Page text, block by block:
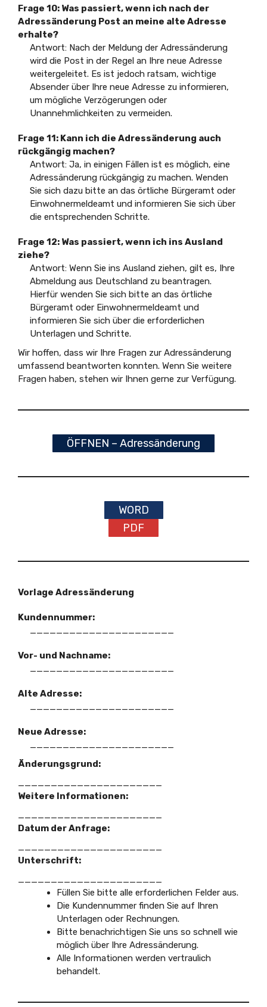
Frage 10: Was passiert, wenn ich nach der
Adressänderung Post an meine alte Adresse
erhalte?
Antwort: Nach der Meldung der Adressänderung
wird die Post in der Regel an Ihre neue Adresse
weitergeleitet. Es ist jedoch ratsam, wichtige
Absender über Ihre neue Adresse zu informieren,
um mögliche Verzögerungen oder
Unannehmlichkeiten zu vermeiden.
Frage 11: Kann ich die Adressänderung auch
rückgängig machen?
Antwort: Ja, in einigen Fällen ist es möglich, eine
Adressänderung rückgängig zu machen. Wenden
Sie sich dazu bitte an das örtliche Bürgeramt oder
Einwohnermeldeamt und informieren Sie sich über
die entsprechenden Schritte.
Frage 12: Was passiert, wenn ich ins Ausland
ziehe?
Antwort: Wenn Sie ins Ausland ziehen, gilt es, Ihre
Abmeldung aus Deutschland zu beantragen.
Hierfür wenden Sie sich bitte an das örtliche
Bürgeramt oder Einwohnermeldeamt und
informieren Sie sich über die erforderlichen
Unterlagen und Schritte.
Wir hoffen, dass wir Ihre Fragen zur Adressänderung
umfassend beantworten konnten. Wenn Sie weitere
Fragen haben, stehen wir Ihnen gerne zur Verfügung.
ÖFFNEN – Adressänderung
WORD
PDF
Vorlage Adressänderung
Kundennummer:
______________________
Vor- und Nachname:
______________________
Alte Adresse:
______________________
Neue Adresse:
______________________
Änderungsgrund:
______________________
Weitere Informationen:
______________________
Datum der Anfrage:
______________________
Unterschrift:
______________________
Füllen Sie bitte alle erforderlichen Felder aus.
Die Kundennummer finden Sie auf Ihren
Unterlagen oder Rechnungen.
Bitte benachrichtigen Sie uns so schnell wie
möglich über Ihre Adressänderung.
Alle Informationen werden vertraulich
behandelt.